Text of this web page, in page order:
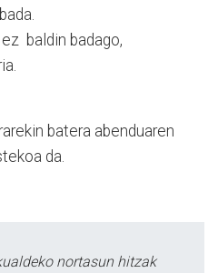
baldin badago,
batera abenduaren
da.
nortasun hitzak